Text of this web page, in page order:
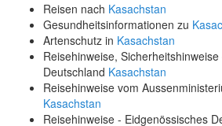
Reisen nach Kasachstan
Gesundheitsinformationen zu
Artenschutz in Kasachstan
Reisehinweise,
Deutschland Kasachstan
Reisehinweise vom
Kasachstan
Reisehinweise - Eidgenössisches